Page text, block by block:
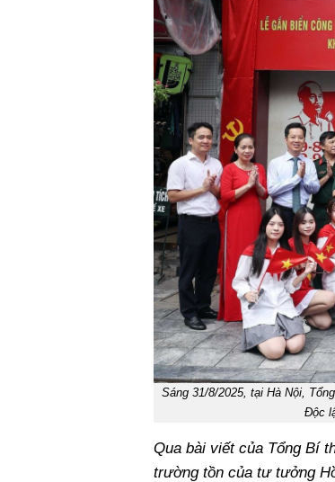
Sáng 31/8/2025, tại Hà Nội,
Độc
Qua bài viết của Tổng Bí
trường tồn của tư tưởng